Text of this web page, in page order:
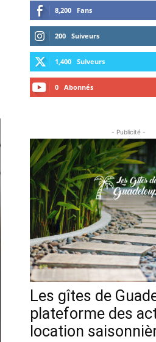
8,200 Fans
200 Suiveurs
1,400 Suiveurs
0 Abonnés
- Publicité -
Les gîtes de
plateforme des
location